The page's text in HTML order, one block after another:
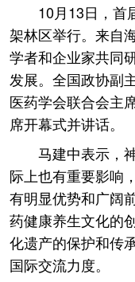
10月13日，首
架林区举行。来自
学者和企业家共同
发展。全国政协副
医药学会联合会主
席开幕式并讲话。
马建中表示，
际上也有重要影响
有明显优势和广阔
药健康养生文化的
化遗产的保护和传
国际交流力度。